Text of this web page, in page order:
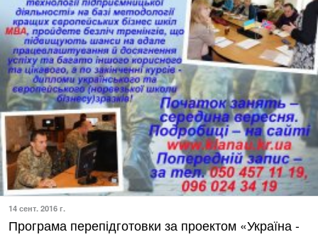
14 сент. 2016 г.
Програма перепідготовки за проектом «Україна -